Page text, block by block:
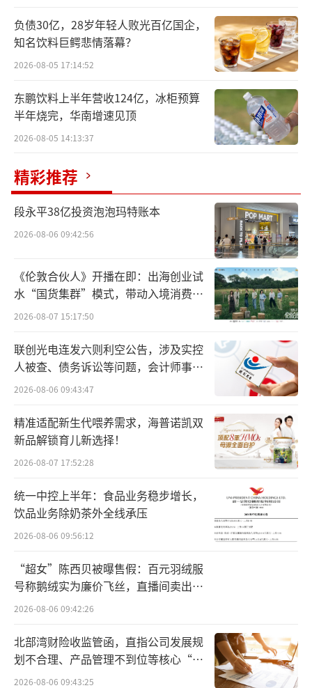
多位二级市场投资人分析，淘宝的支付GM
V在6万亿元的体量。如果双方都保持目前的增
速，要不了几年就会被赶上。不过抖音电商的
退货率远高于淘宝，如果看最终的结算GMV，
双方仍有较大差距。
抖音生活服务业务在今年同样大幅增长，
店消费贡献的成交额）预计将超8000亿元。据
我们了解，美团2024年的到店GTV在1万亿元左
右，今年二、三季度受外卖大战等影响，增速
随着高德地图在9月高调进入到店业务，抖
音暂缓了补贴策略，“需要观望一下，根据新
的变量调整后续策略。”一位抖音生活服务人
士说。
抖音电商加速补短板：以耐用消费品扶持
抖音电商2024年上半年曾跟进全行业的低
价大战，导致GMV增速大幅下滑，广告收入也
受到一定程度的影响。
《晚点LatePost》了解到，字节跳动高层
在集团今年上半年的全员会上，提出抖音电商
这个阶段的新战略：耐用消费品（包括家电、
消费电子产品）实现市场份额突破；通过优化
流量分配机制，提升结算GMV。这两个战略也
直指抖音电商当前最大的两项挑战——建设货架
电商、降低退货率。一位抖音电商人士透露，
抖音上半年还加大了电商内容与电商广告的流
负债30亿，28岁年轻人败光百亿国企，
知名饮料巨鳄悲情落幕？
2026-08-05 17:14:52
东鹏饮料上半年营收124亿，冰柜预算
半年烧完，华南增速见顶
2026-08-05 14:13:37
精彩推荐
段永平38亿投资泡泡玛特账本
2026-08-06 09:42:56
《伦敦合伙人》开播在即：出海创业试
水“国货集群”模式，带动入境消费反
向种草
2026-08-07 15:17:50
联创光电连发六则利空公告，涉及实控
人被查、债务诉讼等问题，会计师事务
所曾出具“保留意见”
2026-08-06 09:43:47
精准适配新生代喂养需求，海普诺凯双
新品解锁育儿新选择！
2026-08-07 17:52:28
统一中控上半年：食品业务稳步增长，
饮品业务除奶茶外全线承压
2026-08-06 09:56:12
“超女”陈西贝被曝售假：百元羽绒服
号称鹅绒实为廉价飞丝，直播间卖出超
百万元
2026-08-06 09:42:26
北部湾财险收监管函，直指公司发展规
划不合理、产品管理不到位等核心“痛
点”
2026-08-06 09:43:25